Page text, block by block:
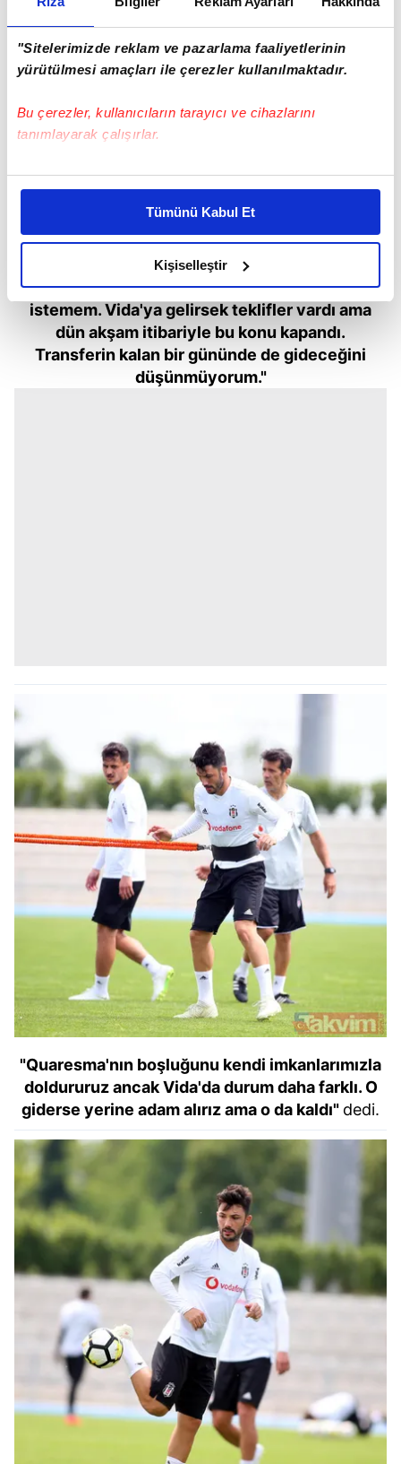
"Sitelerimizde reklam ve pazarlama faaliyetlerinin
yürütülmesi amaçları ile çerezler kullanılmaktadır.
Bu çerezler, kullanıcıların tarayıcı ve cihazlarını
tanımlayarak çalışırlar.
Bu çerezlere izin vermeniz halinde sizlere özel
daha iyi reklam deneyimi yaşatabiliriz. Bunu yaparken
amacımızın size daha iyi bir reklam deneyimi sunmak
olduğunu ve sizlere en iyi içerikleri sunabilmek adına
elimizden gelen çabayı gösterdiğimizi ve bu noktada,
reklamların maliyetlerimizi karşılamak noktasında tek gelir
kalemimiz olduğunu sizlere hatırlatmak isteriz.
Her halükârda, kullanıcılar, bu çerezlere izin vermedikleri
vasıtasıyla belirleyebilirsiniz. Çerezlere ilişkin detaylı bilgi
için Ayarlar butonuna tıklayabilir,
Metnimizi
ziyaret edebilirsiniz.
6698 sayılı Kişisel Verilerin Korunması Kanunu uyarınca
hazırlanmış Aydınlatma Metnimizi okumak ve sitemizde
ilgili mevzuata uygun olarak kullanılan çerezlerle ilgili bilgi
almak için lütfentıklayınız.
Tümünü Kabul Et
Kişiselleştir
" Bu bir aşktır. Ancak yokluğunu da kendi
içimizde hallederiz. Yeni bir ismin gelmesini
istemem. Vida'ya gelirsek teklifler vardı ama
dün akşam itibariyle bu konu kapandı.
Transferin kalan bir gününde de gideceğini
düşünmüyorum."
"Quaresma'nın boşluğunu kendi imkanlarımızla
doldururuz ancak Vida'da durum daha farklı. O
giderse yerine adam alırız ama o da kaldı" dedi.